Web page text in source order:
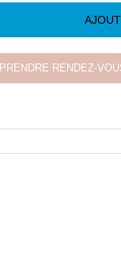
PRENDRE RENDEZ-